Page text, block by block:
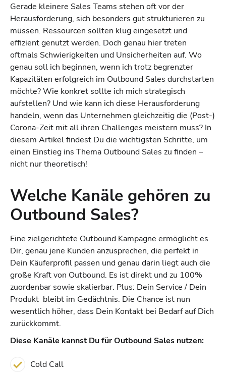
Gerade kleinere Sales Teams stehen oft vor der
Herausforderung, sich besonders gut strukturieren zu
müssen. Ressourcen sollten klug eingesetzt und
effizient genutzt werden. Doch genau hier treten
oftmals Schwierigkeiten und Unsicherheiten auf. Wo
genau soll ich beginnen, wenn ich trotz begrenzter
Kapazitäten erfolgreich im Outbound Sales durchstarten
möchte? Wie konkret sollte ich mich strategisch
aufstellen? Und wie kann ich diese Herausforderung
handeln, wenn das Unternehmen gleichzeitig die (Post-)
Corona-Zeit mit all ihren Challenges meistern muss? In
diesem Artikel findest Du die wichtigsten Schritte, um
einen Einstieg ins Thema Outbound Sales zu finden –
nicht nur theoretisch!
Welche Kanäle gehören zu
Outbound Sales?
Eine zielgerichtete Outbound Kampagne ermöglicht es
Dir, genau jene Kunden anzusprechen, die perfekt in
Dein Käuferprofil passen und genau darin liegt auch die
große Kraft von Outbound. Es ist direkt und zu 100%
zuordenbar sowie skalierbar. Plus: Dein Service / Dein
Produkt bleibt im Gedächtnis. Die Chance ist nun
wesentlich höher, dass Dein Kontakt bei Bedarf auf Dich
zurückkommt.
Diese Kanäle kannst Du für Outbound Sales nutzen:
Cold Call